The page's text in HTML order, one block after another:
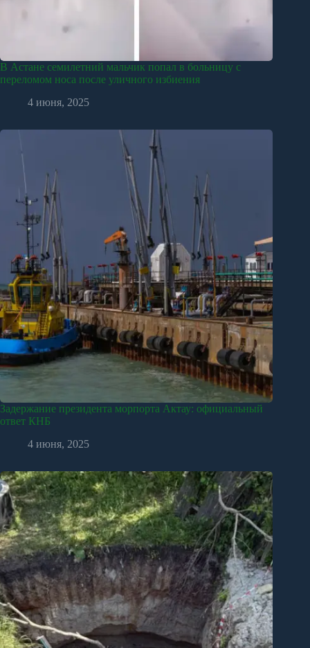
В Астане семилетний мальчик попал в больницу с
переломом носа после уличного избиения
4 июня, 2025
Задержание президента морпорта Актау: официальный
ответ КНБ
4 июня, 2025